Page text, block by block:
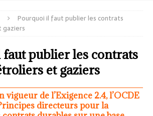
Pourquoi il faut publier les contrats
gaziers
publier les contrats
et gaziers
vigueur de l’Exigence 2.4, l’OCDE
directeurs pour la